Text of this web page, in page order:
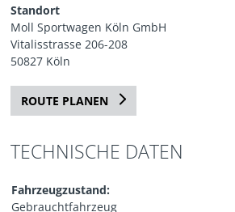
Standort
Moll Sportwagen Köln GmbH
Vitalisstrasse 206-208
50827 Köln
ROUTE PLANEN
TECHNISCHE DATEN
Fahrzeugzustand:
Gebrauchtfahrzeug